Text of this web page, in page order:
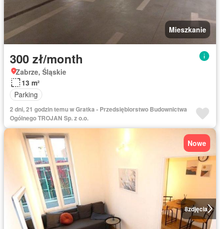
Mieszkanie
300 zł/month
Zabrze, Śląskie
13 m²
Parking
2 dni, 21 godzin temu w Gratka - Przedsiębiorstwo Budownictwa
Ogólnego TROJAN Sp. z o.o.
8zdjęcia
Nowe